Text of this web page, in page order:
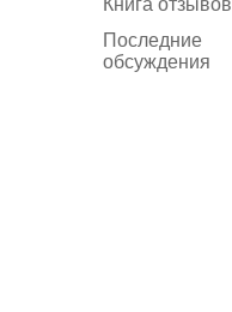
Книга отзывов
Последние
обсуждения